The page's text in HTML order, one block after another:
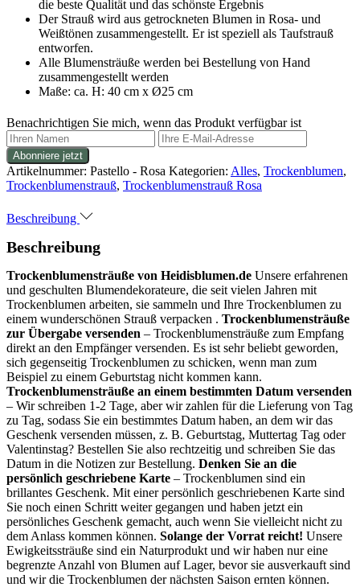
die beste Qualität und das schönste Ergebnis
Der Strauß wird aus getrockneten Blumen in Rosa- und
Weißtönen zusammengestellt. Er ist speziell als Taufstrauß
entworfen.
Alle Blumensträuße werden bei Bestellung von Hand
zusammengestellt werden
Maße: ca. H: 40 cm x Ø25 cm
Benachrichtigen Sie mich, wenn das Produkt verfügbar ist
Artikelnummer: Pastello - Rosa Kategorien: Alles, Trockenblumen,
Trockenblumenstrauß, Trockenblumenstrauß Rosa
Beschreibung
Beschreibung
Trockenblumensträuße von Heidisblumen.de Unsere erfahrenen
und geschulten Blumendekorateure, die seit vielen Jahren mit
Trockenblumen arbeiten, sie sammeln und Ihre Trockenblumen zu
einem wunderschönen Strauß verpacken . Trockenblumensträuße
zur Übergabe versenden – Trockenblumensträuße zum Empfang
direkt an den Empfänger versenden. Es ist sehr beliebt geworden,
sich gegenseitig Trockenblumen zu schicken, wenn man zum
Beispiel zu einem Geburtstag nicht kommen kann.
Trockenblumensträuße an einem bestimmten Datum versenden
– Wir schreiben 1-2 Tage, aber wir zahlen für die Lieferung von Tag
zu Tag, sodass Sie ein bestimmtes Datum haben, an dem wir das
Geschenk versenden müssen, z. B. Geburtstag, Muttertag Tag oder
Valentinstag? Bestellen Sie also rechtzeitig und schreiben Sie das
Datum in die Notizen zur Bestellung. Denken Sie an die
persönlich geschriebene Karte – Trockenblumen sind ein
brillantes Geschenk. Mit einer persönlich geschriebenen Karte sind
Sie noch einen Schritt weiter gegangen und haben jetzt ein
persönliches Geschenk gemacht, auch wenn Sie vielleicht nicht zu
dem Anlass kommen können. Solange der Vorrat reicht! Unsere
Ewigkeitssträuße sind ein Naturprodukt und wir haben nur eine
begrenzte Anzahl von Blumen auf Lager, bevor sie ausverkauft sind
und wir die Trockenblumen der nächsten Saison ernten können.